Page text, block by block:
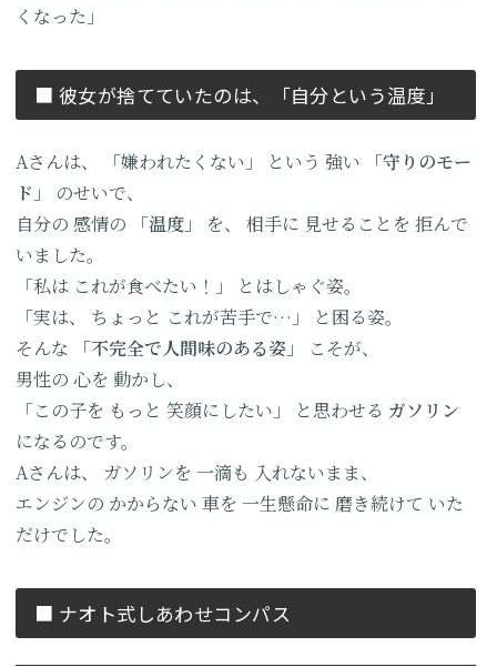
くなった」
■ 彼女が捨てていたのは、 「自分という温度」
Aさんは、 「嫌われたくない」 という 強い
「守りのモー
ド」
のせいで、
自分の 感情の 「温度」 を、 相手に 見せることを 拒んで
いました。
「私は これが食べたい！」
とはしゃぐ姿。
「実は、
ちょっと これが苦手で…」
と困る姿。
そんな
「不完全で人間味のある姿」
こそが、
男性の 心を 動かし、
「この子を もっと 笑顔にしたい」 と思わせる ガソリン
になるのです。
Aさんは、
ガソリンを 一滴も 入れないまま、
エンジンの かからない 車を 一生懸命に 磨き続けて いた
だけでした。
■ ナオト式しあわせコンパス